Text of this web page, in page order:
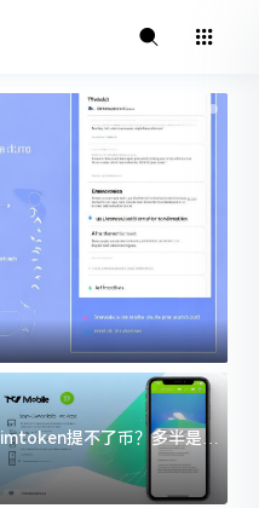
imtoken提不了币？多半是这
几件事没处理好